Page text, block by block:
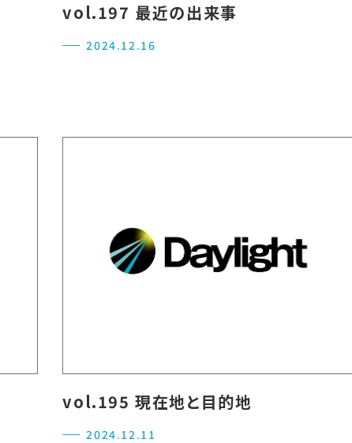
vol.197 最近の出来事
2024.12.16
vol.195 現在地と目的地
2024.12.11